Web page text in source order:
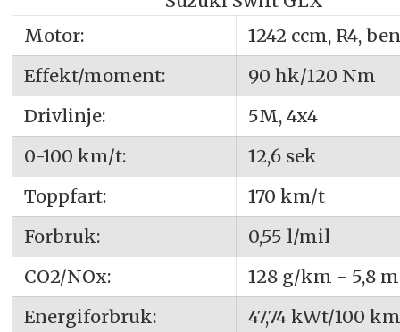
Motor:
1242 ccm, R4,
Effekt/moment:
90 hk/120 Nm
Drivlinje:
5M, 4x4
0-100 km/t:
12,6 sek
Toppfart:
170 km/t
Forbruk:
0,55 l/mil
CO2/NOx:
128 g/km - 5,8
Energiforbruk:
47,74 kWt/100 km